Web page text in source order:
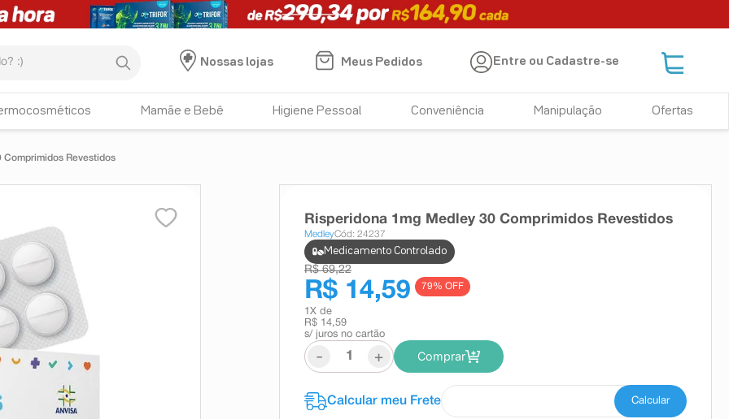
Nossas lojas
Meus Pedidos Entre ou Cadastre-se
Mamãe e Bebê Higiene Pessoal Conveniência Manipulação Ofertas
Comprimidos Revestidos
Risperidona 1mg Medley 30 Comprimidos Revestidos
MedleyCód: 24237
Medicamento Controlado
R$ 69,22
R$ 14,59 79% OFF
1 X de
R$ 14,59
s/ juros no cartão
- + Comprar